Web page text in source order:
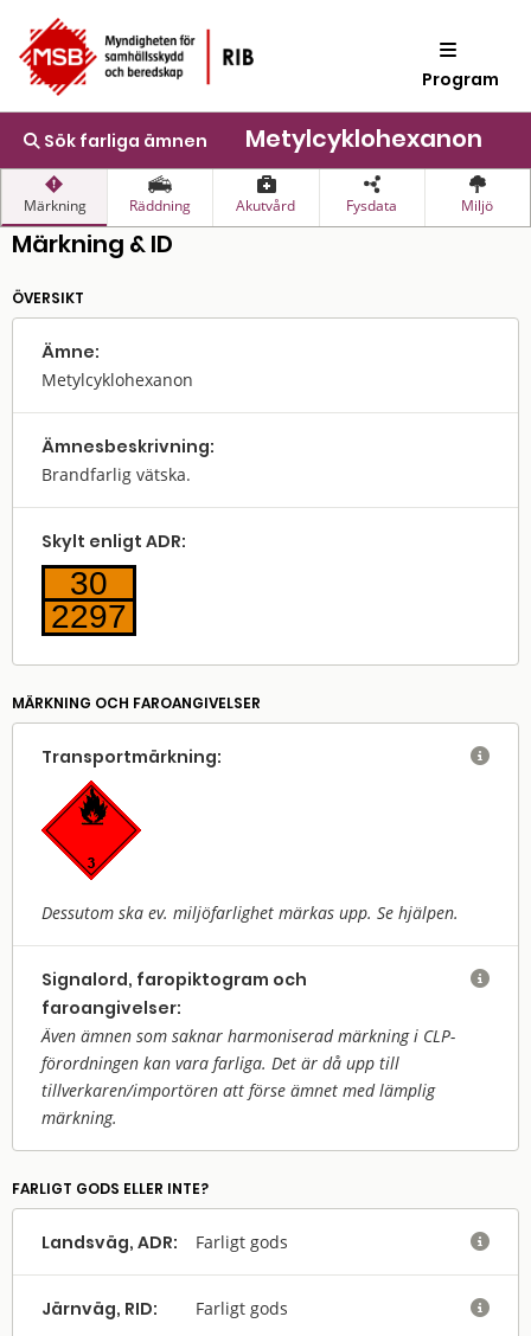
Program
Sök farliga ämnen Metylcyklohexanon
Märkning Räddning Akutvård Fysdata Miljö
Märkning & ID
ÖVERSIKT
Ämne:
Metylcyklohexanon
Ämnes­beskrivning:
Brandfarlig vätska.
Skylt enligt ADR:
30
2297
MÄRKNING OCH FAROANGIVELSER
Transport­märkning:
Dessutom ska ev. miljöfarlighet märkas upp. Se hjälpen.

Signalord, faropiktogram och
faroangivelser:
Även ämnen som saknar harmoniserad märkning i CLP-
förordningen kan vara farliga. Det är då upp till
tillverkaren/importören att förse ämnet med lämplig
märkning.

FARLIGT GODS ELLER INTE?
Landsväg, ADR: Farligt gods 
Järnväg, RID: Farligt gods 